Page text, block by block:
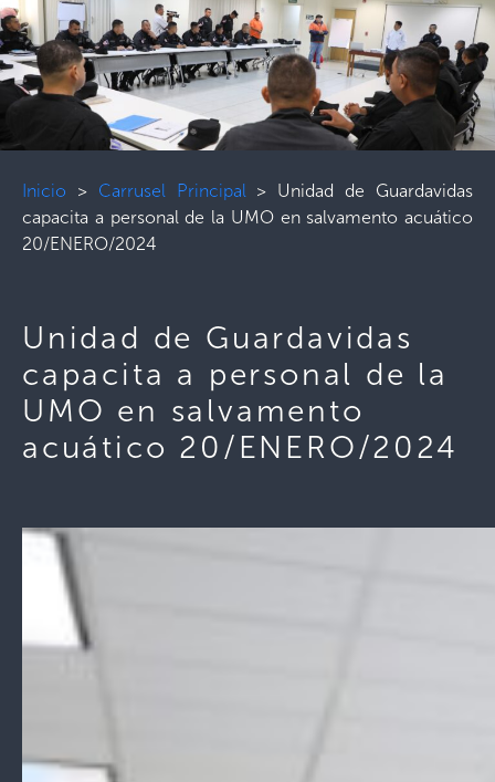
Inicio > Carrusel Principal> Unidad de Guardavidas
capacita a personal de la UMO en salvamento acuático
20/ENERO/2024
Unidad de Guardavidas
capacita a personal de la
UMO en salvamento
acuático 20/ENERO/2024